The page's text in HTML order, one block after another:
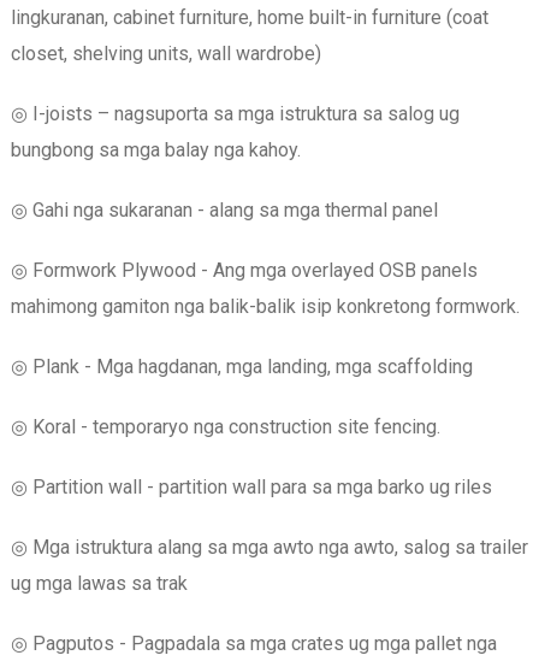
lingkuranan, cabinet furniture, home built-in furniture (coat
closet, shelving units, wall wardrobe)
◎ I-joists – nagsuporta sa mga istruktura sa salog ug
bungbong sa mga balay nga kahoy.
◎ Gahi nga sukaranan - alang sa mga thermal panel
◎ Formwork Plywood - Ang mga overlayed OSB panels
mahimong gamiton nga balik-balik isip konkretong formwork.
◎ Plank - Mga hagdanan, mga landing, mga scaffolding
◎ Koral - temporaryo nga construction site fencing.
◎ Partition wall - partition wall para sa mga barko ug riles
◎ Mga istruktura alang sa mga awto nga awto, salog sa trailer
ug mga lawas sa trak
◎ Pagputos - Pagpadala sa mga crates ug mga pallet nga